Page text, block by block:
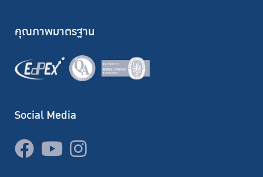
คุณภาพมาตรฐาน
Social Media